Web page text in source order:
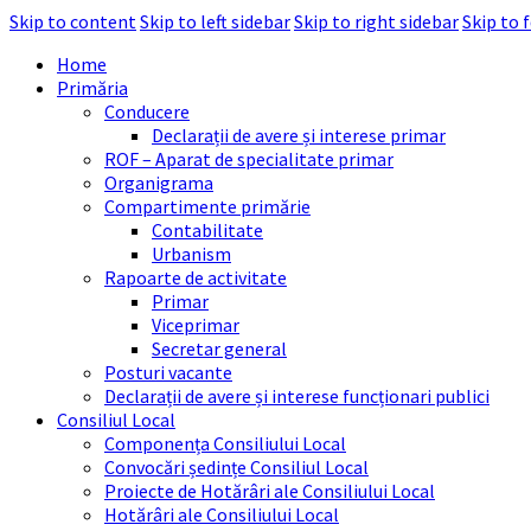
Skip to contentSkip to left sidebarSkip to right sidebarSkip to
Home
Primăria
Conducere
Declarații de avere și interese primar
ROF – Aparat de specialitate primar
Organigrama
Compartimente primărie
Contabilitate
Urbanism
Rapoarte de activitate
Primar
Viceprimar
Secretar general
Posturi vacante
Declarații de avere și interese funcționari publici
Consiliul Local
Componența Consiliului Local
Convocări ședințe Consiliul Local
Proiecte de Hotărâri ale Consiliului Local
Hotărâri ale Consiliului Local